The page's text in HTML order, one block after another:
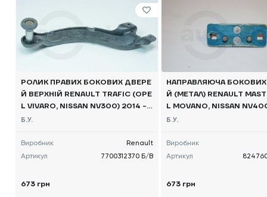
РОЛИК ПРАВИХ БОКОВИХ ДВЕРЕ
Й ВЕРХНІЙ RENAULT TRAFIC (OPE
L VIVARO, NISSAN NV300) 2014 -,
7700312370 Б/В
Б.У.
Виробник
Renault
Артикул
7700312370 Б/В
673 грн
НАПРАВЛЯЮЧА
Й (МЕТАЛ) RENAULT
L MOVANO, NISSAN
-, 824760002R Б/В
Б.У.
Виробник
Артикул
673 грн